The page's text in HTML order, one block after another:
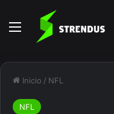
Menú
Inicio / NFL
NFL